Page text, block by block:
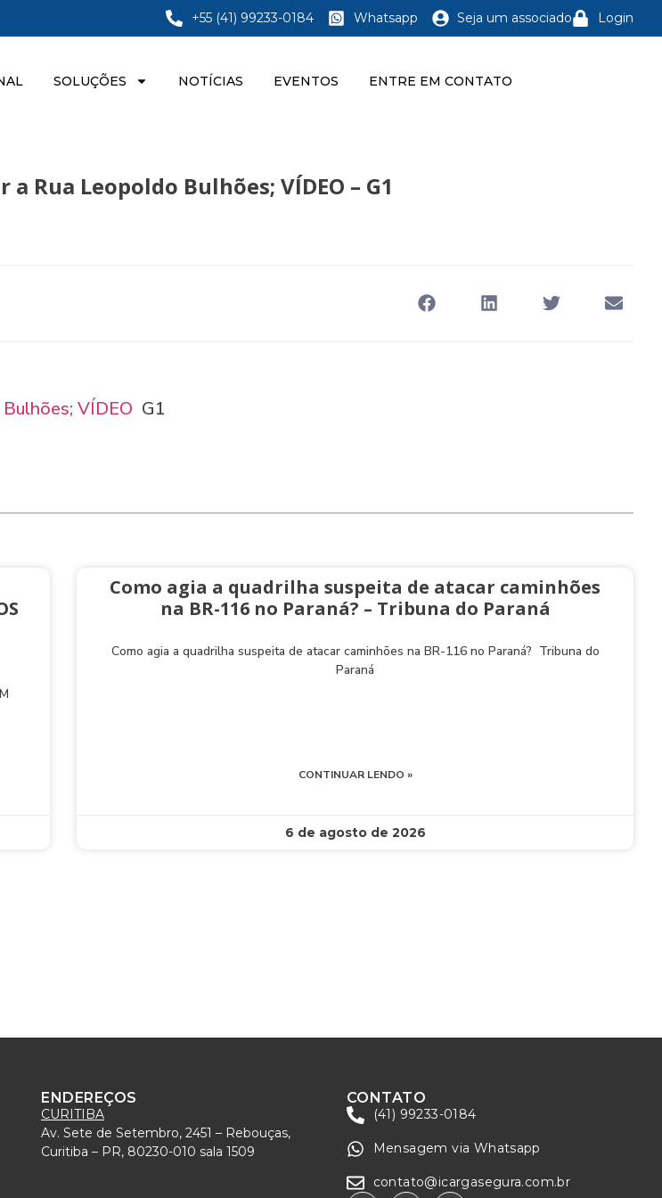
+55 (41) 99233-0184 Whatsapp Seja um associado Login
SOLUÇÕES NOTÍCIAS EVENTOS ENTRE EM CONTATO
Leopoldo Bulhões; VÍDEO – G1
VÍDEO G1
Como agia a quadrilha suspeita de atacar caminhões
na BR-116 no Paraná? – Tribuna do Paraná
Como agia a quadrilha suspeita de atacar caminhões na BR-116 no Paraná? Tribuna do
Paraná
CONTINUAR LENDO »
6 de agosto de 2026
ENDEREÇOS
CURITIBA
Av. Sete de Setembro, 2451 – Rebouças,
Curitiba – PR, 80230-010 sala 1509
CONTATO
(41) 99233-0184
Mensagem via Whatsapp
contato@icargasegura.com.br